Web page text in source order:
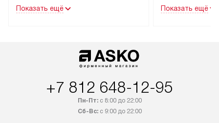
рекомендуем обсудить
со статусом «В наличии» могут
быть отправлены покупателю
интересен товар «Под заказ»,
приобретения с менеджером сайта.
Показать ещё
партнера
по монтажу
Показать ещё
+7 812 648-12-95
Пн-Пт:с 8:00 до 22:00
Сб-Вс:с 9:00 до 22:00